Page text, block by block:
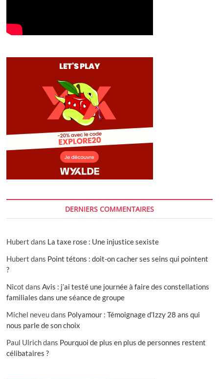
DERNIERS COMMENTAIRES
Hubert dans La taxe rose : Une injustice sexiste
Hubert dans Point tétons : doit-on cacher ses seins qui pointent
?
Nicot dansAvis : j’ai testé une journée à faire des constellations
familiales dans une séance de groupe
Michel neveudans Polyamour : Témoignage d’Izzy 28 ans qui
nous parle de son choix
Paul Ulrichdans Pourquoi de plus en plus de personnes restent
célibataires ?